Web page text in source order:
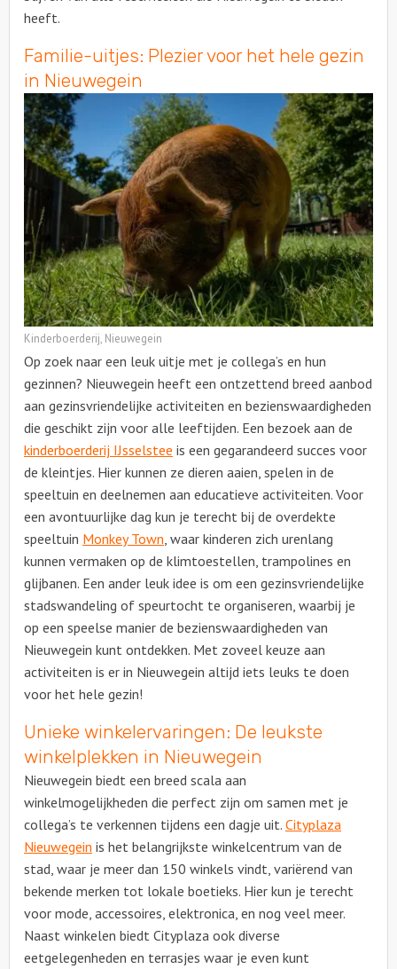
heeft.
Familie-uitjes: Plezier voor het hele gezin
in Nieuwegein
Kinderboerderij, Nieuwegein
Op zoek naar een leuk uitje met je collega’s en hun
gezinnen? Nieuwegein heeft een ontzettend breed aanbod
aan gezinsvriendelijke activiteiten en bezienswaardigheden
die geschikt zijn voor alle leeftijden. Een bezoek aan de
kinderboerderij IJsselstee is een gegarandeerd succes voor
de kleintjes. Hier kunnen ze dieren aaien, spelen in de
speeltuin en deelnemen aan educatieve activiteiten. Voor
een avontuurlijke dag kun je terecht bij de overdekte
speeltuin Monkey Town , waar kinderen zich urenlang
kunnen vermaken op de klimtoestellen, trampolines en
glijbanen. Een ander leuk idee is om een gezinsvriendelijke
stadswandeling of speurtocht te organiseren, waarbij je
op een speelse manier de bezienswaardigheden van
Nieuwegein kunt ontdekken. Met zoveel keuze aan
activiteiten is er in Nieuwegein altijd iets leuks te doen
voor het hele gezin!
Unieke winkelervaringen: De leukste
winkelplekken in Nieuwegein
Nieuwegein biedt een breed scala aan
winkelmogelijkheden die perfect zijn om samen met je
collega’s te verkennen tijdens een dagje uit. Cityplaza
Nieuwegein is het belangrijkste winkelcentrum van de
stad, waar je meer dan 150 winkels vindt, variërend van
bekende merken tot lokale boetieks. Hier kun je terecht
voor mode, accessoires, elektronica, en nog veel meer.
Naast winkelen biedt Cityplaza ook diverse
eetgelegenheden en terrasjes waar je even kunt